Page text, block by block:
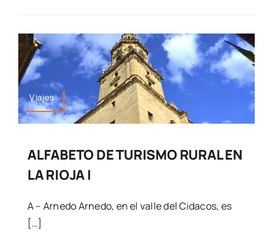
Viajes
ALFABETO DE TURISMO RURAL EN
LA RIOJA I
A – Arnedo Arnedo, en el valle del Cidacos, es
[…]